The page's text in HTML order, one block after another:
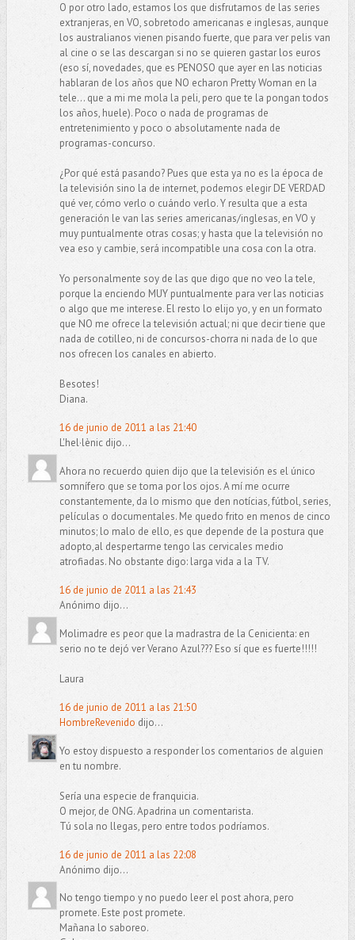
O por otro lado, estamos los que disfrutamos de las series
extranjeras, en VO, sobretodo americanas e inglesas, aunque
los australianos vienen pisando fuerte, que para ver pelis van
al cine o se las descargan si no se quieren gastar los euros
(eso sí, novedades, que es PENOSO que ayer en las noticias
hablaran de los años que NO echaron Pretty Woman en la
tele... que a mi me mola la peli, pero que te la pongan todos
los años, huele). Poco o nada de programas de
entretenimiento y poco o absolutamente nada de
programas-concurso.
¿Por qué está pasando? Pues que esta ya no es la época de
la televisión sino la de internet, podemos elegir DE VERDAD
qué ver, cómo verlo o cuándo verlo. Y resulta que a esta
generación le van las series americanas/inglesas, en VO y
muy puntualmente otras cosas; y hasta que la televisión no
vea eso y cambie, será incompatible una cosa con la otra.
Yo personalmente soy de las que digo que no veo la tele,
porque la enciendo MUY puntualmente para ver las noticias
o algo que me interese. El resto lo elijo yo, y en un formato
que NO me ofrece la televisión actual; ni que decir tiene que
nada de cotilleo, ni de concursos-chorra ni nada de lo que
nos ofrecen los canales en abierto.
Besotes!
Diana.
16 de junio de 2011 a las 21:40
L'hel·lènic dijo...
Ahora no recuerdo quien dijo que la televisión es el único
somnífero que se toma por los ojos. A mí me ocurre
constantemente, da lo mismo que den notícias, fútbol, series,
películas o documentales. Me quedo frito en menos de cinco
minutos; lo malo de ello, es que depende de la postura que
adopto,al despertarme tengo las cervicales medio
atrofiadas. No obstante digo: larga vida a la TV.
16 de junio de 2011 a las 21:43
Anónimo dijo...
Molimadre es peor que la madrastra de la Cenicienta: en
serio no te dejó ver Verano Azul??? Eso sí que es fuerte!!!!!
Laura
16 de junio de 2011 a las 21:50
HombreRevenido dijo...
Yo estoy dispuesto a responder los comentarios de alguien
en tu nombre.
Sería una especie de franquicia.
O mejor, de ONG. Apadrina un comentarista.
Tú sola no llegas, pero entre todos podríamos.
16 de junio de 2011 a las 22:08
Anónimo dijo...
No tengo tiempo y no puedo leer el post ahora, pero
promete. Este post promete.
Mañana lo saboreo.